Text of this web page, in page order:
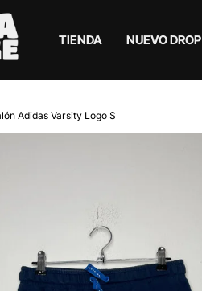
TIENDA NUEVO DROP
Adidas Varsity Logo S